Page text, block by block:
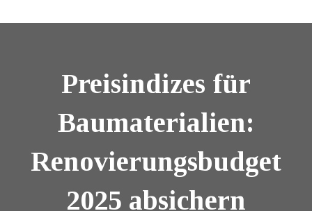
Preisindizes für
Baumaterialien:
Renovierungsbudget
2025 absichern